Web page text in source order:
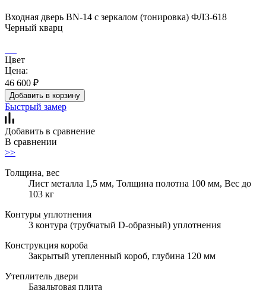
Входная дверь BN-14 с зеркалом (тонировка) ФЛЗ-618
Черный кварц
Цвет
Цена:
46 600 ₽
Добавить в корзину
Быстрый замер
Добавить в сравнение
В сравнении
>>
Толщина, вес
Лист металла 1,5 мм, Толщина полотна 100 мм, Вес до
103 кг
Контуры уплотнения
3 контура (трубчатый D-образный) уплотнения
Конструкция короба
Закрытый утепленный короб, глубина 120 мм
Утеплитель двери
Базальтовая плита